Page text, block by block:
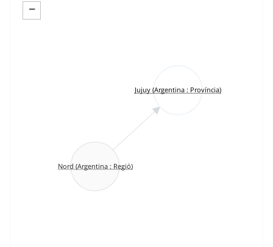
−
Jujuy (Argentina : Província)
Nord (Argentina : Regió)